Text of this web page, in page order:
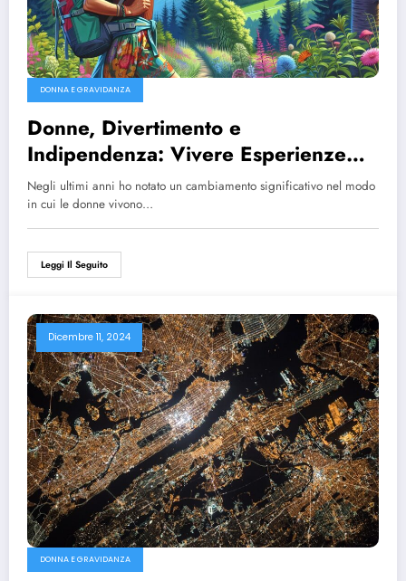
DONNA E GRAVIDANZA
Donne, Divertimento e
Indipendenza: Vivere Esperienze
Autentiche e Liberatorie
Negli ultimi anni ho notato un cambiamento significativo nel modo
in cui le donne vivono…
Leggi Il Seguito
Dicembre 11, 2024
DONNA E GRAVIDANZA